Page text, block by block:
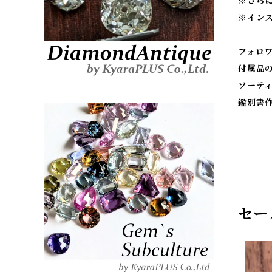
※ イン
フォロ
付属品
ソーテ
鑑別書
セ